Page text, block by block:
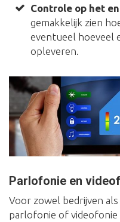
Controle op het
gemakkelijk zien
eventueel hoeveel
opleveren.
Parlofonie en
Voor zowel bedrijven
parlofonie of videofonie